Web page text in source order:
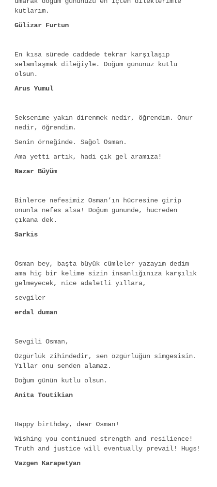
kutlarım.
Gülizar Furtun
En kısa sürede caddede tekrar karşılaşıp
selamlaşmak dileğiyle. Doğum gününüz kutlu
olsun.
Arus Yumul
Seksenime yakın direnmek nedir, öğrendim. Onur
nedir, öğrendim.
Senin örneğinde. Sağol Osman.
Ama yetti artık, hadi çık gel aramıza!
Nazar Büyüm
Binlerce nefesimiz Osman’ın hücresine girip
onunla nefes alsa! Doğum gününde, hücreden
çıkana dek.
Sarkis
Osman bey, başta büyük cümleler yazayım dedim
ama hiç bir kelime sizin insanlığınıza karşılık
gelmeyecek, nice adaletli yıllara,
sevgiler
erdal duman
Sevgili Osman,
Özgürlük zihindedir, sen özgürlüğün simgesisin.
Yıllar onu senden alamaz.
Doğum günün kutlu olsun.
Anita Toutikian
Happy birthday, dear Osman!
Wishing you continued strength and resilience!
Truth and justice will eventually prevail! Hugs!
Vazgen Karapetyan